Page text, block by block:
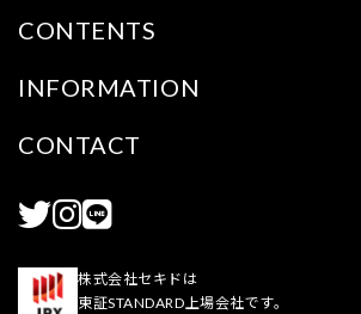
CONTENTS
INFORMATION
CONTACT
株式会社セキドは
東証STANDARD上場会社です。